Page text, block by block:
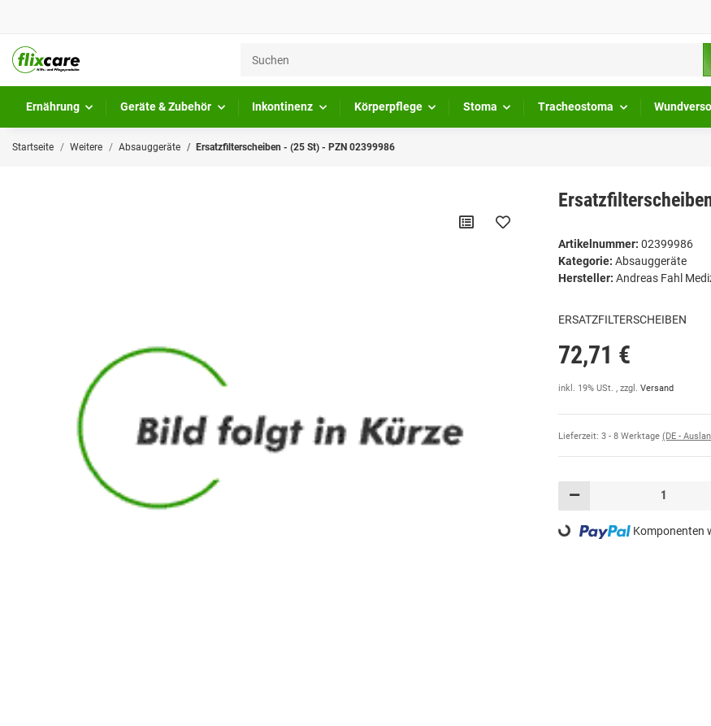
Ernährung Geräte & Zubehör Inkontinenz Körperpflege Stoma Tracheostoma
Startseite Weitere Absauggeräte Ersatzfilterscheiben - (25 St) - PZN 02399986
Artikelnummer: 02399986
Kategorie: Absauggeräte
Hersteller: Andreas Fahl
ERSATZFILTERSCHEIBEN
72,71 €
inkl. 19% USt. , zzgl. Versand
Lieferzeit: 3 - 8 Werktage (DE -
Loading... Komponenten